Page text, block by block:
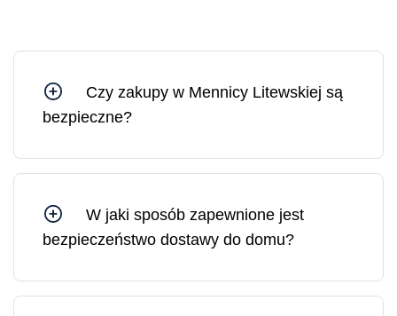
Czy zakupy w Mennicy Litewskiej są
bezpieczne?
Mennicy Litewskiej, ponieważ jesteśmy spółką
Litewski.
W jaki sposób zapewnione jest
bezpieczeństwo dostawy do domu?
ubezpieczone. W razie potrzeby możesz